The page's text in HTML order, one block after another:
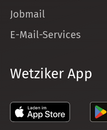
Jobmail
E-Mail-Services
Wetziker App